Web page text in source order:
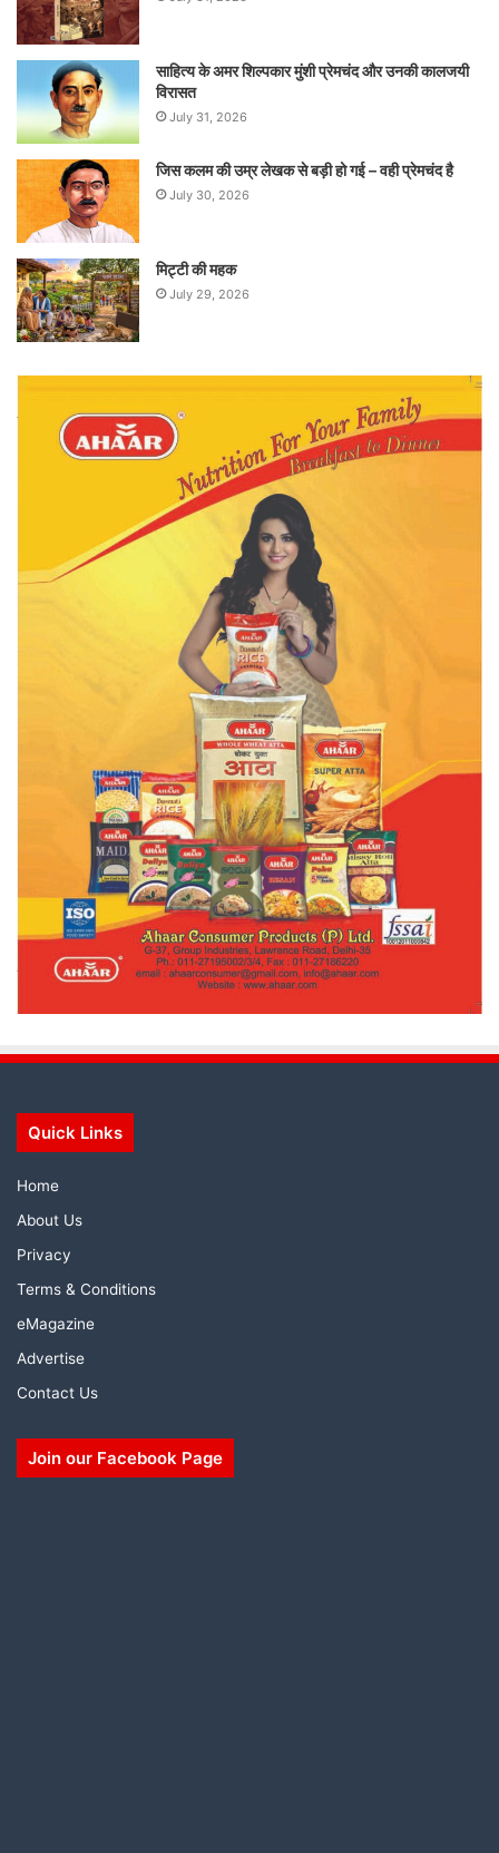
साहित्य के अमर शिल्पकार मुंशी प्रेमचंद और उनकी कालजयी
विरासत
July 31, 2026
जिस कलम की उम्र लेखक से बड़ी हो गई – वही प्रेमचंद है
July 30, 2026
मिट्टी की महक
July 29, 2026
Quick Links
Home
About Us
Privacy
Terms & Conditions
eMagazine
Advertise
Contact Us
Join our Facebook Page